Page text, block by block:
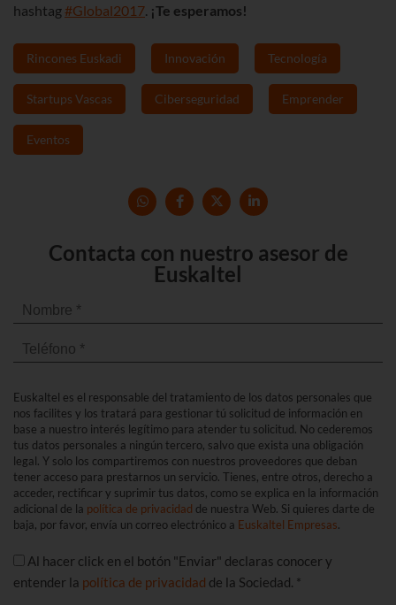
hashtag#Global2017 ¡Te esperamos!
Rincones Euskadi Innovación Tecnología
Startups Vascas Ciberseguridad Emprender
Eventos
Contacta con nuestro asesor de
Euskaltel
Euskaltel es el responsable del tratamiento de los datos personales que
nos facilites y los tratará para gestionar tú solicitud de información en
base a nuestro interés legítimo para atender tu solicitud. No cederemos
tus datos personales a ningún tercero, salvo que exista una obligación
legal. Y solo los compartiremos con nuestros proveedores que deban
tener acceso para prestarnos un servicio. Tienes, entre otros, derecho a
acceder, rectificar y suprimir tus datos, como se explica en la información
adicional de la política de privacidad de nuestra Web. Si quieres darte de
baja, por favor, envía un correo electrónico a Euskaltel Empresas.
Al hacer click en el botón "Enviar" declaras conocer y
entender la política de privacidad de la Sociedad. *